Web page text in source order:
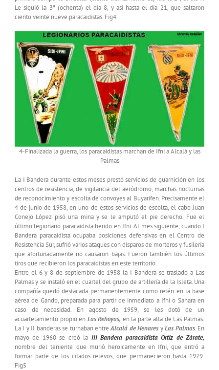
Le siguió la 3ª (ochenta) el día 8, y así hasta el día 21, que saltaron
ciento veinte nueve paracaidistas. Fig4
4-Finalizada la guerra, los paracaidistas marchan de Ifni a Alcalá y las
Palmas
La I Bandera durante estos meses prestó servicios de guarnición en los
centros de resistencia, de vigilancia del aeródromo, marchas nocturnas
de reconocimiento y escolta de convoyes al Buyarifen. Precisamente el
4 de junio de 1958, en uno de estos servicios de escolta, el cabo Juan
Conejo López pisó una mina y se le amputó el pie derecho. Fue el
último legionario paracaidista herido en Ifni. Al mes siguiente, cuando I
Bandera paracaidista ocupaba posiciones defensivas en el Centro de
Resistencia Sur, sufrió varios ataques con disparos de morteros y fusilería
que afortunadamente no causaron bajas. Fueron también los últimos
tiros que recibieron los paracaidistas en este territorio.
Entre el 6 y 8 de septiembre de 1958 la I Bandera se trasladó a Las
Palmas y se instaló en el cuartel del grupo de artillería de la Isleta. Una
compañía quedó destacada permanentemente como retén en la base
aérea de Gando, preparada para partir de inmediato a Ifni o Sahara en
caso de necesidad. En agosto de 1959, se les dotó de un
acuartelamiento propio en Las Rehoyas, en la parte alta de Las Palmas.
La I y II banderas se turnaban entreAlcalá de Henares yLas Palmas. En
mayo de 1960 se creó la III Bandera paracaidista Ortiz de Zárate,
nombre del teniente que murió heroicamente en Ifni, que entró a
formar parte de los citados relevos, que permanecieron hasta 1979.
Fig5